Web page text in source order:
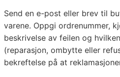
Send en e-post eller brev til
varene. Oppgi ordrenummer,
beskrivelse av feilen og
(reparasjon, ombytte eller
bekreftelse på at